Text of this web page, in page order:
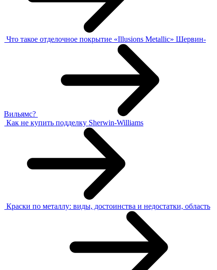
Что такое отделочное покрытие «Illusions Metallic» Шервин-
Вильямс?
Как не купить подделку Sherwin-Williams
Краски по металлу: виды, достоинства и недостатки, область